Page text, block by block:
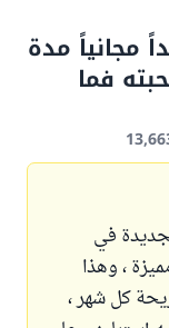
مجانياً مدة
فما
في
، وهذا
كل شهر ،